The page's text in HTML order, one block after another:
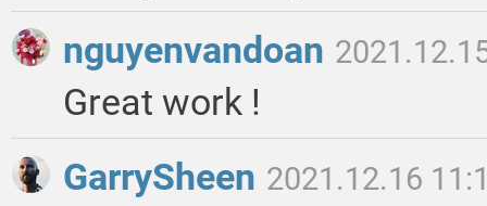
nguyenvandoan
Great work !
GarrySheen 2021.12.16